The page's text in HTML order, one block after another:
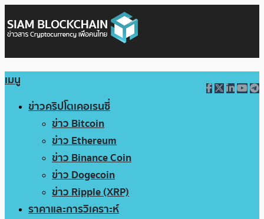
เมนู
ข่าวคริปโตเคอเรนซี่
ข่าว Bitcoin
ข่าว Ethereum
ข่าว Binance Coin
ข่าว Dogecoin
ข่าว Ripple (XRP)
ราคาและการวิเคราะห์